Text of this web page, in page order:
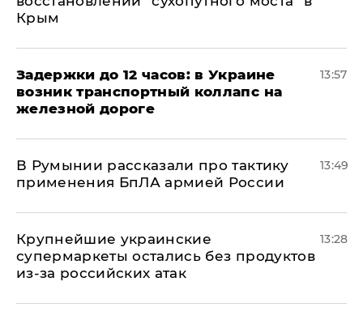
Крым
Задержки до 12 часов: в Украине
возник транспортный коллапс на
железной дороге
13:57
В Румынии рассказали про тактику
применения БпЛА армией России
13:49
Крупнейшие украинские
супермаркеты остались без продуктов
из-за российских атак
13:28